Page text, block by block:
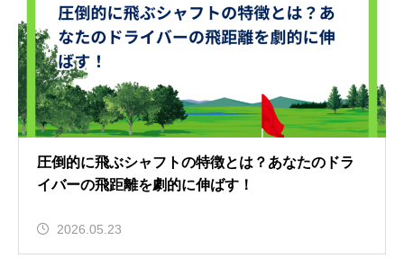
圧倒的に飛ぶシャフトの特徴とは？あなたのドラ
イバーの飛距離を劇的に伸ばす！
2026.05.23